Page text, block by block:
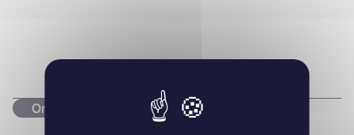
Originalartikel lesen